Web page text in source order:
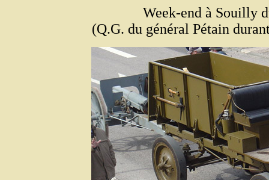
Week-end à Souilly
(Q.G. du général Pétain